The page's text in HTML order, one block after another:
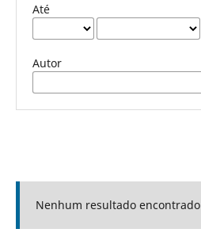
Até
Autor
Nenhum resultado encontrado